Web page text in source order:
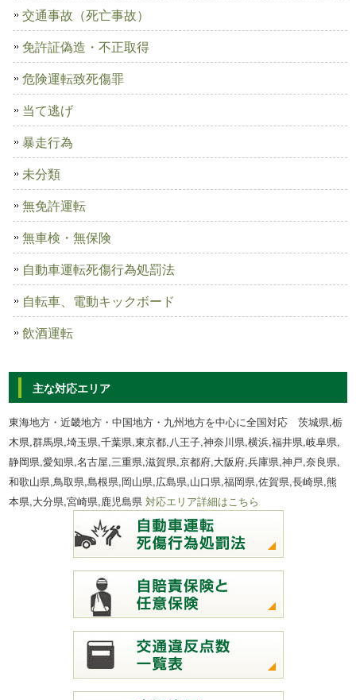
交通事故（死亡事故）
免許証偽造・不正取得
危険運転致死傷罪
当て逃げ
暴走行為
未分類
無免許運転
無車検・無保険
自動車運転死傷行為処罰法
自転車、電動キックボード
飲酒運転
主な対応エリア
東海地方・近畿地方・中国地方・九州地方を中心に全国対応 茨城県,栃
木県,群馬県,埼玉県,千葉県,東京都,八王子,神奈川県,横浜,福井県,岐阜県,
静岡県,愛知県,名古屋,三重県,滋賀県,京都府,大阪府,兵庫県,神戸,奈良県,
和歌山県,鳥取県,島根県,岡山県,広島県,山口県,福岡県,佐賀県,長崎県,熊
本県,大分県,宮崎県,鹿児島県対応エリア詳細はこちら